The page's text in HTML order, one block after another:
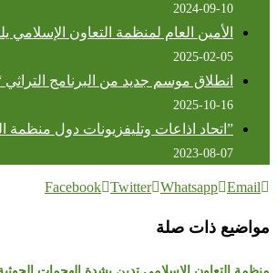
2024-09-10
الأمين العام لمنظمة التعاون الإسلامي
2025-02-05
انطلاق موسم جديد من البرنامج
2025-10-16
2023-08-07
Facebook Twitter Whatsapp Email
مواضيع ذات صلة